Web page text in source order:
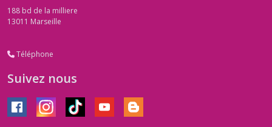
188 bd de la milliere
13011 Marseille
Téléphone
Suivez nous